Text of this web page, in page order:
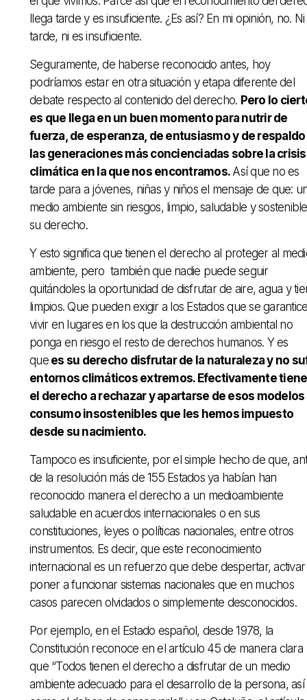
llega tarde y es insuficiente. ¿Es así? En mi opinión, no.
tarde, ni es insuficiente.
Seguramente, de haberse reconocido antes, hoy
podríamos estar en otra situación y etapa diferente del
debate respecto al contenido del derecho. Pero lo
es que llega en un buen momento para nutrir de
fuerza, de esperanza, de entusiasmo y de respaldo
las generaciones más concienciadas sobre la crisis
climática en la que nos encontramos. Así que no es
tarde para a jóvenes, niñas y niños el mensaje de que:
medio ambiente sin riesgos, limpio, saludable y
su derecho.
Y esto significa que tienen el derecho al proteger al
ambiente, pero también que nadie puede seguir
quitándoles la oportunidad de disfrutar de aire, agua y
limpios. Que pueden exigir a los Estados que se
vivir en lugares en los que la destrucción ambiental no
ponga en riesgo el resto de derechos humanos. Y es
quees su derecho disfrutar de la naturaleza y no
entornos climáticos extremos. Efectivamente
el derecho a rechazar y apartarse de esos modelos
consumo insostenibles que les hemos impuesto
desde su nacimiento.
Tampoco es insuficiente, por el simple hecho de que,
de la resolución más de 155 Estados ya habían han
reconocido manera el derecho a un medioambiente
saludable en acuerdos internacionales o en sus
constituciones, leyes o políticas nacionales, entre otros
instrumentos. Es decir, que este reconocimiento
internacional es un refuerzo que debe despertar,
poner a funcionar sistemas nacionales que en muchos
casos parecen olvidados o simplemente desconocidos.
Por ejemplo, en el Estado español, desde 1978, la
Constitución reconoce en el artículo 45 de manera clara
que “Todos tienen el derecho a disfrutar de un medio
ambiente adecuado para el desarrollo de la persona, así